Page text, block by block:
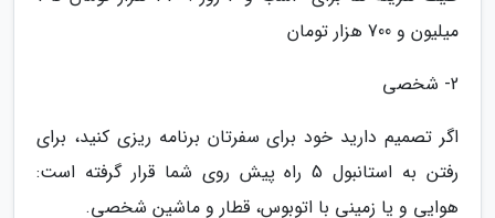
میلیون و 700 هزار تومان
2- شخصی
اگر تصمیم دارید خود برای سفرتان برنامه ریزی کنید، برای
رفتن به استانبول 5 راه پیش روی شما قرار گرفته است:
هوایی و یا زمینی با اتوبوس، قطار و ماشین شخصی.